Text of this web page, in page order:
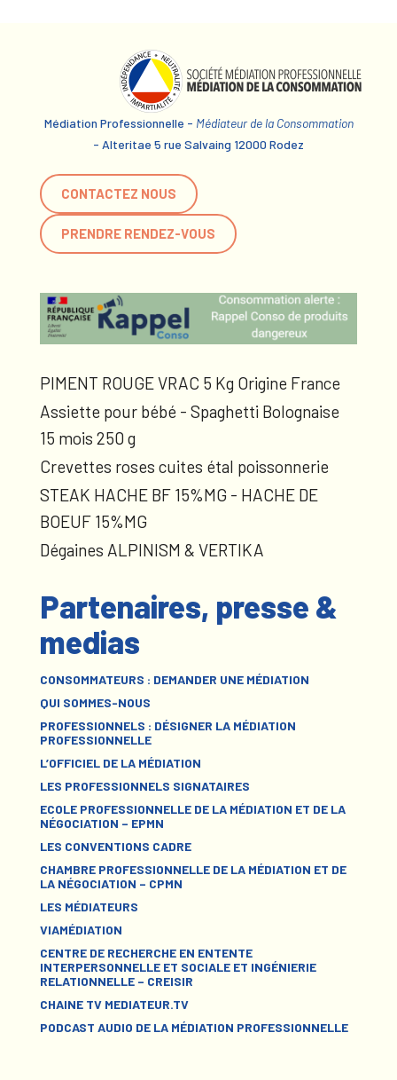
Médiation Professionnelle - Médiateur de la Consommation
- Alteritae 5 rue Salvaing 12000 Rodez
CONTACTEZ NOUS
PRENDRE RENDEZ-VOUS
PIMENT ROUGE VRAC 5 Kg Origine France
Assiette pour bébé - Spaghetti Bolognaise
15 mois 250 g
Crevettes roses cuites étal poissonnerie
STEAK HACHE BF 15%MG - HACHE DE
BOEUF 15%MG
Dégaines ALPINISM & VERTIKA
Partenaires, presse &
medias
CONSOMMATEURS : DEMANDER UNE MÉDIATION
QUI SOMMES-NOUS
PROFESSIONNELS : DÉSIGNER LA MÉDIATION
PROFESSIONNELLE
L’OFFICIEL DE LA MÉDIATION
LES PROFESSIONNELS SIGNATAIRES
ECOLE PROFESSIONNELLE DE LA MÉDIATION ET DE LA
NÉGOCIATION – EPMN
LES CONVENTIONS CADRE
CHAMBRE PROFESSIONNELLE DE LA MÉDIATION ET DE
LA NÉGOCIATION – CPMN
LES MÉDIATEURS
VIAMÉDIATION
CENTRE DE RECHERCHE EN ENTENTE
INTERPERSONNELLE ET SOCIALE ET INGÉNIERIE
RELATIONNELLE – CREISIR
CHAINE TV MEDIATEUR.TV
PODCAST AUDIO DE LA MÉDIATION PROFESSIONNELLE